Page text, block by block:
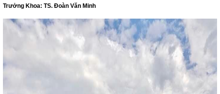
Trưởng Khoa: TS. Đoàn Văn Minh